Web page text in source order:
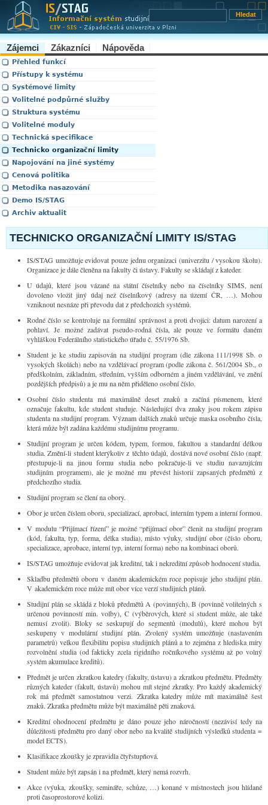
Zájemci Zákazníci Nápověda
Přehled funkcí
Přístupy k systému
Systémové limity
Volitelné podpůrné služby
Struktura systému
Volitelné moduly
Technická specifikace
Technicko organizační limity
Napojování na jiné systémy
Cenová politika
Metodika nasazování
Demo IS/STAG
Archiv aktualit
TECHNICKO ORGANIZAČNÍ LIMITY IS/STAG
IS/STAG umožňuje evidovat pouze jednu organizaci (univerzitu / vysokou školu).
Organizace je dále členěna na fakulty či ústavy. Fakulty se skládají z kateder.
U údajů, které jsou vázané na státní číselníky nebo na číselníky SIMS, není
dovoleno vložit jiný údaj než číselníkový (adresy na území ČR, …). Mohou
vzniknout nesnáze při převodu dat z předchozích systémů.
Rodné číslo se kontroluje na formální správnost a proti dvojici: datum narození a
pohlaví. Je možné zadávat pseudo-rodná čísla, ale pouze ve formátu daném
vyhláškou Federálního statistického úřadu č. 55/1976 Sb.
Student je ke studiu zapisován na studijní program (dle zákona 111/1998 Sb. o
vysokých školách) nebo na vzdělávací program (podle zákona č. 561/2004 Sb., o
předškolním, základním, středním, vyšším odborném a jiném vzdělávání, ve znění
pozdějších předpisů) a je mu na něm přiděleno osobní číslo.
Osobní číslo studenta má maximálně deset znaků a začíná písmenem, které
označuje fakultu, kde student studuje. Následující dva znaky jsou rokem zápisu
studenta na studijní program. Význam dalších znaků určuje maska osobního čísla,
která může být zadána každému studijnímu programu.
Studijní program je určen kódem, typem, formou, fakultou a standardní délkou
studia. Změní-li student kterýkoliv z těchto údajů, dostává nové osobní číslo (např.
přestupuje-li na jinou formu studia nebo pokračuje-li ve studiu navazujícím
studijním programem), ale je možné mu převést historii zapsaných předmětů z
předchozího studia.
Studijní program se člení na obory.
Obor je určen číslem oboru, specializací, aprobací, interním typem a interní formou.
V modulu “Přijímací řízení” je možné “přijímací obor” členit na studijní program
(kód, fakulta, typ, forma, délka studia), místo výuky, studijní obor (číslo oboru,
specializace, aprobace, interní typ, interní forma) nebo na kombinaci oborů.
IS/STAG umožňuje evidovat jak kreditní, tak i nekreditní způsob hodnocení studia.
Skladbu předmětů oboru v daném akademickém roce popisuje jeho studijní plán.
V akademickém roce může mít obor více verzí studijních plánů.
Studijní plán se skládá z bloků předmětů A (povinných), B (povinně volitelných s
určenou povinností min. volby), C (výběrových, které si student může, ale také
nemusí zvolit). Bloky se seskupují do segmentů (modulů), které mohou být
seskupeny v modulární studijní plán. Zvolený systém umožňuje (nastavením
parametrů) velkou flexibilitu popisu studijních plánů a to zejména z hlediska míry
rozvolnění studia (od fakticky zcela rigidního ročníkového systému až po volný
systém akumulace kreditů).
Předmět je určen zkratkou katedry (fakulty, ústavu) a zkratkou předmětu. Předměty
různých kateder (fakult, ústavů) mohou mít stejné zkratky. Pro každý akademický
rok má předmět samostatnou verzi. Zkratka katedry může mít maximálně šest
znaků. Zkratka předmětu může být maximálně pěti znaková.
Kreditní ohodnocení předmětu je dáno pouze jeho náročností (nezávisí tedy na
důležitosti předmětu pro daný obor nebo na kvalitě studijních výsledků studenta =
model ECTS).
Klasifikace zkoušky je zpravidla čtyřstupňová.
Student může být zapsán i na předmět, který nemá rozvrh.
Akce (výuka, zkoušky, semináře, schůze, …) konané v místnostech jsou hlídané
proti časoprostorové kolizi.